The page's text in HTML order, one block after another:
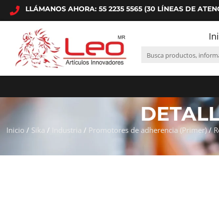
LLÁMANOS AHORA: 55 2235 5565 (30 LÍNEAS DE
Inicio / Sika / Industria / Promotores de adherencia (Primer)/